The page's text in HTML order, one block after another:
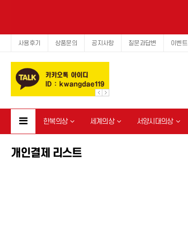
사용후기 상품문의 공지사항 질문과답변 이벤트
한복의상 세계의상 서양시대의상
개인결제 리스트